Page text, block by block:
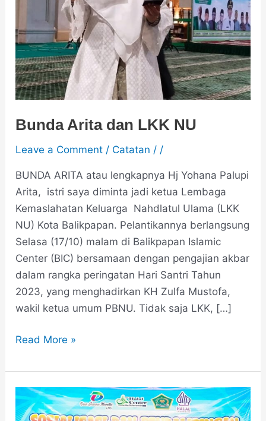
Bunda Arita dan LKK NU
Leave a Comment / Catatan / /
BUNDA ARITA atau lengkapnya Hj Yohana Palupi
Arita, istri saya diminta jadi ketua Lembaga
Kemaslahatan Keluarga Nahdlatul Ulama (LKK
NU) Kota Balikpapan. Pelantikannya berlangsung
Selasa (17/10) malam di Balikpapan Islamic
Center (BIC) bersamaan dengan pengajian akbar
dalam rangka peringatan Hari Santri Tahun
2023, yang menghadirkan KH Zulfa Mustofa,
wakil ketua umum PBNU. Tidak saja LKK, […]
Read More »
“Tiga
Srikandi”